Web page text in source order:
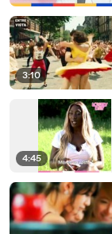
3:10
4:45